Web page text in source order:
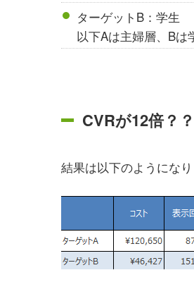
ターゲットB：学生
以下Aは主婦層、Bは
CVRが12倍？
結果は以下のようになり